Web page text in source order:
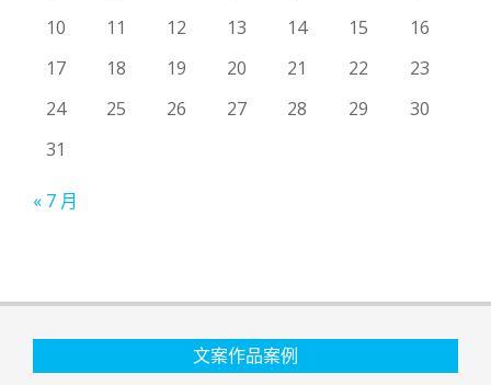
10
11 12 13 14 15
16
17
18 19 20 21 22
23
24
25 26 27 28 29
30
31
« 7 月
文案作品案例